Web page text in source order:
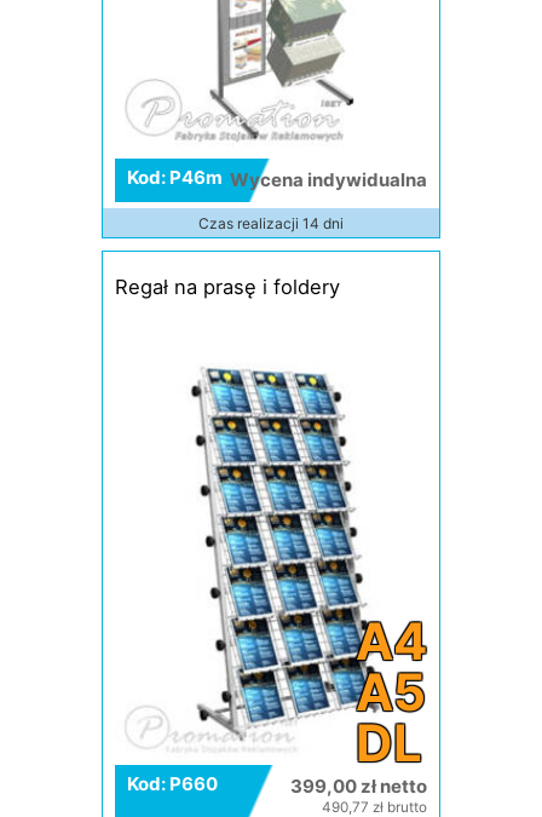
Kod: P46m Wycena indywidualna
Czas realizacji 14 dni
Regał na prasę i foldery
A4
A5
DL
Kod: P660 399,00 zł netto
490,77 zł brutto